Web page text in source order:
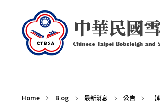
Home Blog 最新消息 公告